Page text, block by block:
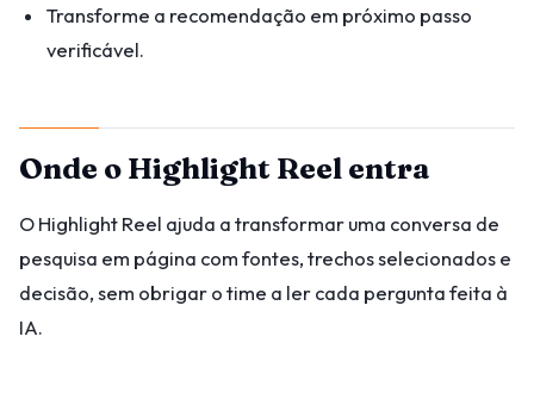
Transforme a recomendação em próximo passo
verificável.
Onde o Highlight Reel entra
O Highlight Reel ajuda a transformar uma conversa de
pesquisa em página com fontes, trechos selecionados e
decisão, sem obrigar o time a ler cada pergunta feita à
IA.